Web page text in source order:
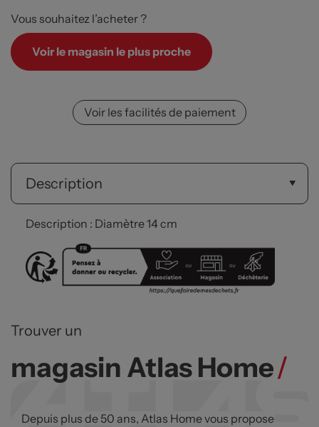
Vous souhaitez l’acheter ?
Voir le magasin le plus proche
Voir les facilités de paiement
Description
Description : Diamètre 14 cm
Trouver un
magasin Atlas Home/
Depuis plus de 50 ans, Atlas Home vous propose